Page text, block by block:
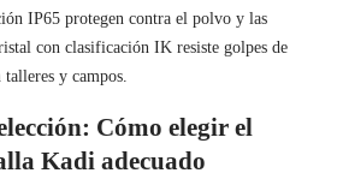
IP65 protegen contra el polvo y las
con clasificación IK resiste golpes de
y campos.
Cómo elegir el
Kadi adecuado